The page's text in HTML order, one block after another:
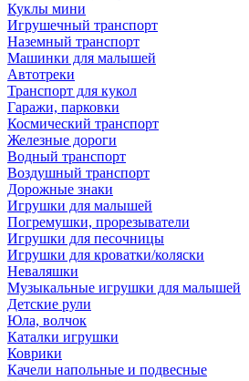
Куклы мини
Игрушечный транспорт
Наземный транспорт
Машинки для малышей
Автотреки
Транспорт для кукол
Гаражи, парковки
Космический транспорт
Железные дороги
Водный транспорт
Воздушный транспорт
Дорожные знаки
Игрушки для малышей
Погремушки, прорезыватели
Игрушки для песочницы
Игрушки для кроватки/коляски
Неваляшки
Музыкальные игрушки для малышей
Детские рули
Юла, волчок
Каталки игрушки
Коврики
Качели напольные и подвесные